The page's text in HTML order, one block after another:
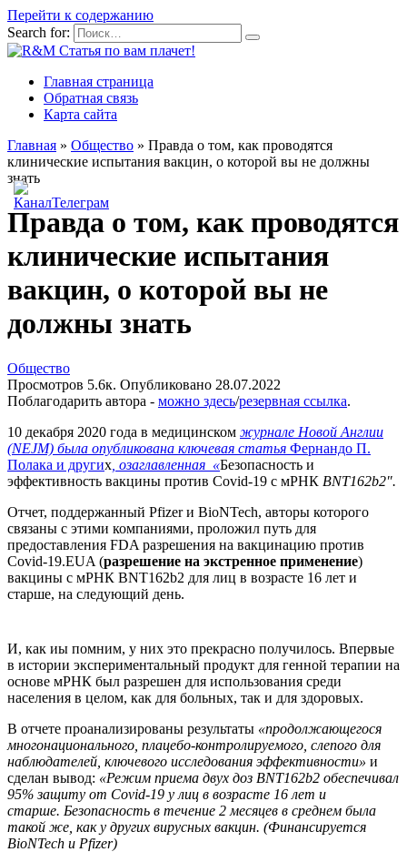
Перейти к содержанию
Search for:
Главная страница
Обратная связь
Карта сайта
Главная » Общество » Правда о том, как проводятся
клинические испытания вакцин, о которой вы не должны
знать
Правда о том, как проводятся
клинические испытания
вакцин, о которой вы не
должны знать
Общество
Просмотров 5.6к. Опубликовано 28.07.2022
Поблагодарить автора - можно здесь/резервная ссылка.
10 декабря 2020 года в медицинском журнале Новой Англии
(NEJM) была опубликована ключевая статья Фернандо П.
Полака и других , озаглавленная «Безопасность и
эффективность вакцины против Covid-19 с мРНК BNT162b2″.
Отчет, поддержанный Pfizer и BioNTech, авторы которого
связаны с этими компаниями, проложил путь для
предоставления FDA разрешения на вакцинацию против
Covid-19.EUA (разрешение на экстренное применение)
вакцины с мРНК BNT162b2 для лиц в возрасте 16 лет и
старше, на следующий день.
И, как иы помним, у них это прекрасно получилось. Впервые
в истории экспериментальный продукт для генной терапии на
основе мРНК был разрешен для использования среди
населения в целом, как для больных, так и для здоровых.
В отчете проанализированы результаты «продолжающегося
многонационального, плацебо-контролируемого, слепого для
наблюдателей, ключевого исследования эффективности» и
сделан вывод: «Режим приема двух доз BNT162b2 обеспечивал
95% защиту от Covid-19 у лиц в возрасте 16 лет и
старше. Безопасность в течение 2 месяцев в среднем была
такой же, как у других вирусных вакцин. (Финансируется
BioNTech и Pfizer)